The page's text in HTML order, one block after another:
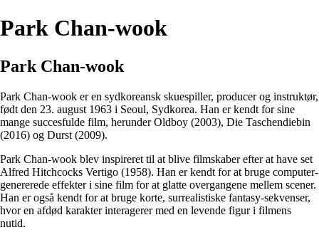
Park Chan-wook
Park Chan-wook
Park Chan-wook er en sydkoreansk skuespiller, producer og instruktør,
født den 23. august 1963 i Seoul, Sydkorea. Han er kendt for sine
mange succesfulde film, herunder Oldboy (2003), Die Taschendiebin
(2016) og Durst (2009).
Park Chan-wook blev inspireret til at blive filmskaber efter at have set
Alfred Hitchcocks Vertigo (1958). Han er kendt for at bruge computer-
genererede effekter i sine film for at glatte overgangene mellem scener.
Han er også kendt for at bruge korte, surrealistiske fantasy-sekvenser,
hvor en afdød karakter interagerer med en levende figur i filmens
nutid.